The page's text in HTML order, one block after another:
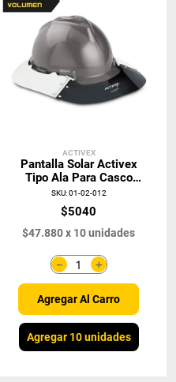
ACTIVEX
Pantalla Solar Activex
Tipo Ala Para Casco
Universal
SKU:01-02-012
$5040
$47.880x 10unidades
＋
－
Agregar Al Carro
Agregar 10 unidades